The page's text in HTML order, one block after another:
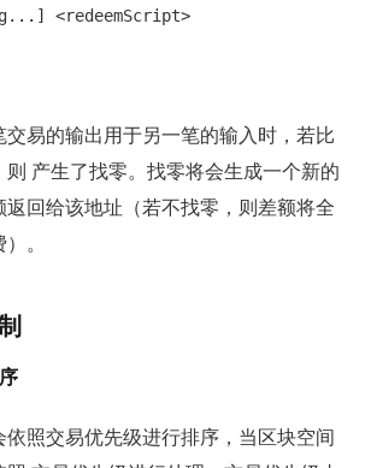
<sig> [sig] [sig...] <redeemScript>
易的输出用于另一笔的输入时，若比
产生了找零。找零将会生成一个新的
返回给该地址（若不找零，则差额将全
。
照交易优先级进行排序，当区块空间